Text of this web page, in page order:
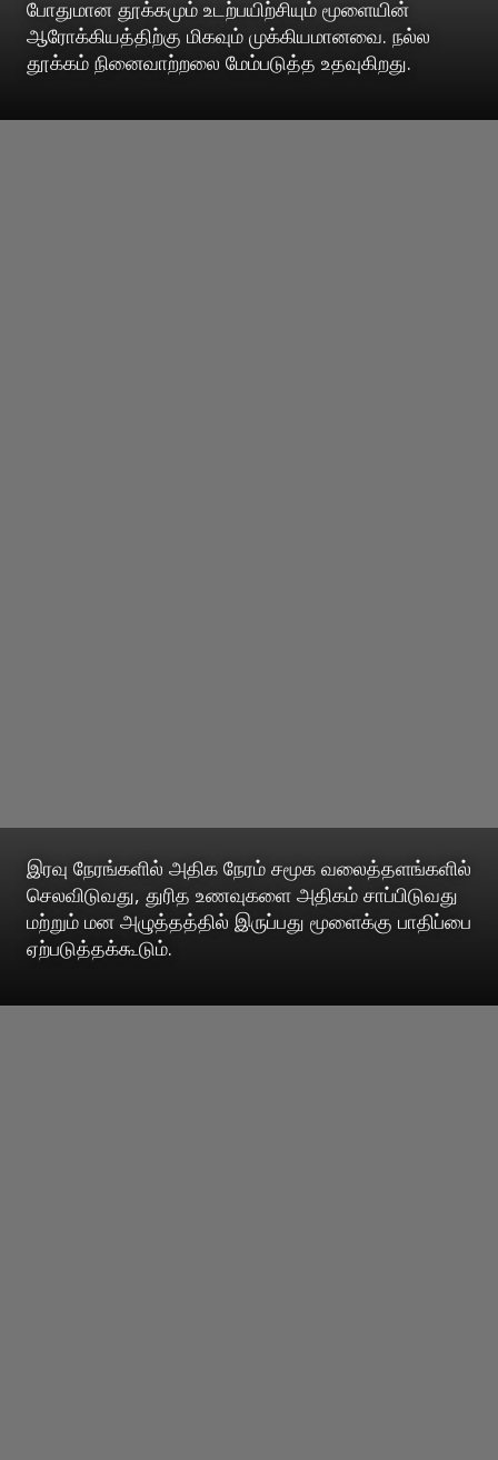
போதுமான தூக்கமும் உடற்பயிற்சியும் மூளையின்
ஆரோக்கியத்திற்கு மிகவும் முக்கியமானவை. நல்ல
தூக்கம் நினைவாற்றலை மேம்படுத்த உதவுகிறது.
இரவு நேரங்களில் அதிக நேரம் சமூக வலைத்தளங்களில்
செலவிடுவது, துரித உணவுகளை அதிகம் சாப்பிடுவது
மற்றும் மன அழுத்தத்தில் இருப்பது மூளைக்கு பாதிப்பை
ஏற்படுத்தக்கூடும்.